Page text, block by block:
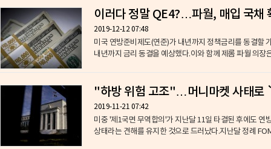
이러다 정말 QE4?…파월, 매입 국채
2019-12-12 07:48
미국 연방준비제도(연준)가 내년까지 정책금리를 동결할
내년까지 금리 동결을 예상했다.이와 함께 제롬 파월 의장
"하방 위험 고조"…머니마켓 사태
2019-11-21 07:42
미중 '제1국면 무역합의'가 지난달 11일 타결된 후에도 연
상태라는 견해를 유지한 것으로 드러났다.지난달 정례